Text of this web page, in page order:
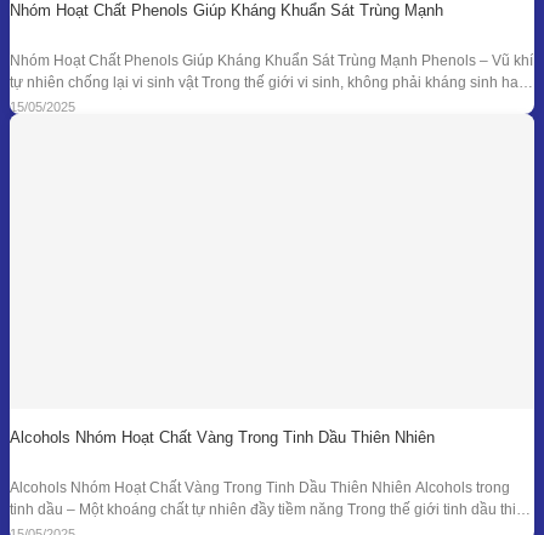
Nhóm Hoạt Chất Phenols Giúp Kháng Khuẩn Sát Trùng Mạnh
Nhóm Hoạt Chất Phenols Giúp Kháng Khuẩn Sát Trùng Mạnh Phenols – Vũ khí
tự nhiên chống lại vi sinh vật Trong thế giới vi sinh, không phải kháng sinh hay
hóa chất tổng hợp mới là “anh hùng” duy nhất. Từ hàng ngàn năm trước, các
nền y học cổ đại đã sử dụng tinh dầu
15/05/2025
Alcohols Nhóm Hoạt Chất Vàng Trong Tinh Dầu Thiên Nhiên
Alcohols Nhóm Hoạt Chất Vàng Trong Tinh Dầu Thiên Nhiên Alcohols trong
tinh dầu – Một khoáng chất tự nhiên đầy tiềm năng Trong thế giới tinh dầu thiên
nhiên, mỗi giọt nhỏ bé lại ẩn chứa hàng trăm hợp chất hóa học với công dụng